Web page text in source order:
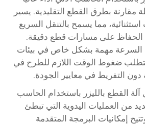
بطرق القطع التقليدية. يسير
مما يسمح بالتنقل السريع
على مسارات قطع دقيقة.
السرعة مهمة بشكل خاص في بيئات
تتطلب ضغوط الوقت اللازم للطرح في
دون التفريط في معايير الجودة.
آلة القطع بالليزر باستخدام الحاسب
من العمليات اليدوية التي تبطئ
إمكانيات البرمجة المتقدمة